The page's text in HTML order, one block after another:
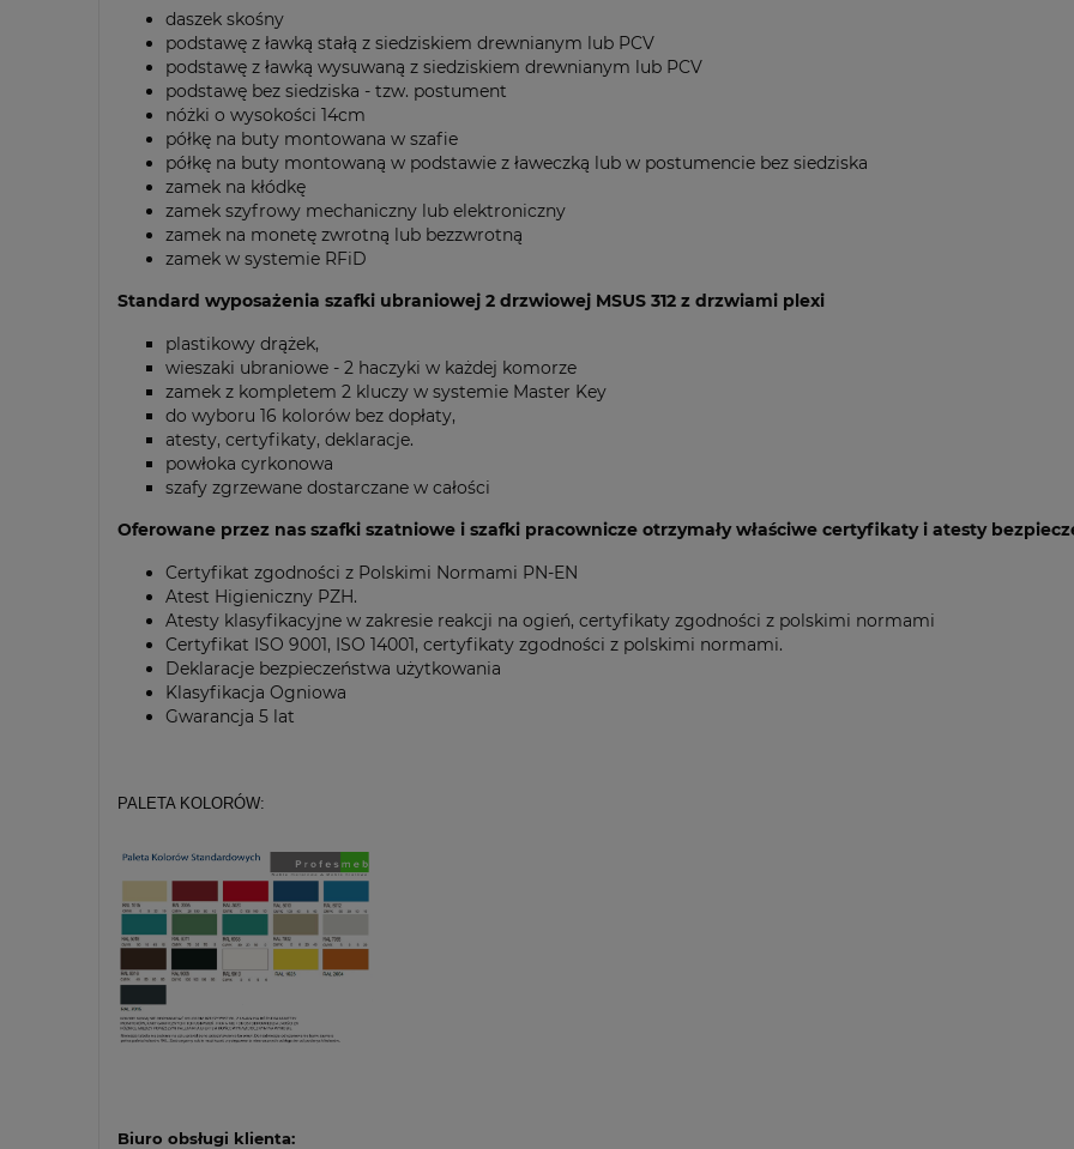
daszek skośny
podstawę z ławką stałą z siedziskiem drewnianym lub PCV
podstawę z ławką wysuwaną z siedziskiem drewnianym lub PCV
podstawę bez siedziska - tzw. postument
nóżki o wysokości 14cm
półkę na buty montowana w szafie
półkę na buty montowaną w podstawie z ławeczką lub w postumencie bez siedziska
zamek na kłódkę
zamek szyfrowy mechaniczny lub elektroniczny
zamek na monetę zwrotną lub bezzwrotną
zamek w systemie RFiD
Standard wyposażenia szafki ubraniowej 2 drzwiowej MSUS 312 z drzwiami plexi
plastikowy drążek,
wieszaki ubraniowe - 2 haczyki w każdej komorze
zamek z kompletem 2 kluczy w systemie Master Key
do wyboru 16 kolorów bez dopłaty,
atesty, certyfikaty, deklaracje.
powłoka cyrkonowa
szafy zgrzewane dostarczane w całości
Oferowane przez nas szafki szatniowe i szafki pracownicze otrzymały właściwe certyfikaty i atesty
Certyfikat zgodności z Polskimi Normami PN-EN
Atest Higieniczny PZH.
Atesty klasyfikacyjne w zakresie reakcji na ogień, certyfikaty zgodności z polskimi normami
Certyfikat ISO 9001, ISO 14001, certyfikaty zgodności z polskimi normami.
Deklaracje bezpieczeństwa użytkowania
Klasyfikacja Ogniowa
Gwarancja 5 lat
PALETA KOLORÓW:
Biuro obsługi klienta: